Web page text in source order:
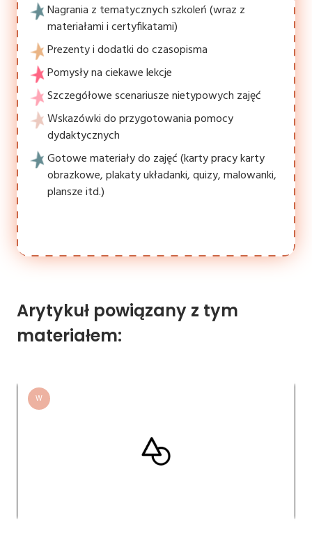
Nagrania z tematycznych szkoleń (wraz z
materiałami i certyfikatami)
Prezenty i dodatki do czasopisma
Pomysły na ciekawe lekcje
Szczegółowe scenariusze nietypowych zajęć
Wskazówki do przygotowania pomocy
dydaktycznych
Gotowe materiały do zajęć (karty pracy karty
obrazkowe, plakaty układanki, quizy, malowanki,
plansze itd.)
Arytykuł powiązany z tym
materiałem:
W